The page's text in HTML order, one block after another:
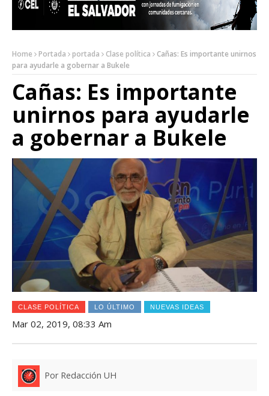
Home Portada portada Clase política
Cañas: Es importante unirnos
para ayudarle a gobernar a Bukele
Cañas: Es importante
unirnos para ayudarle
a gobernar a Bukele
CLASE POLÍTICA LO ÚLTIMO NUEVAS IDEAS
Mar 02, 2019, 08:33 Am
Por Redacción UH